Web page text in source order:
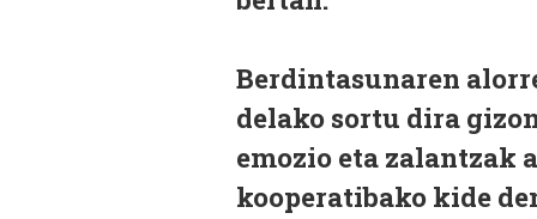
Berdintasunaren
delako sortu dira
emozio eta zalantzak
kooperatibako kide